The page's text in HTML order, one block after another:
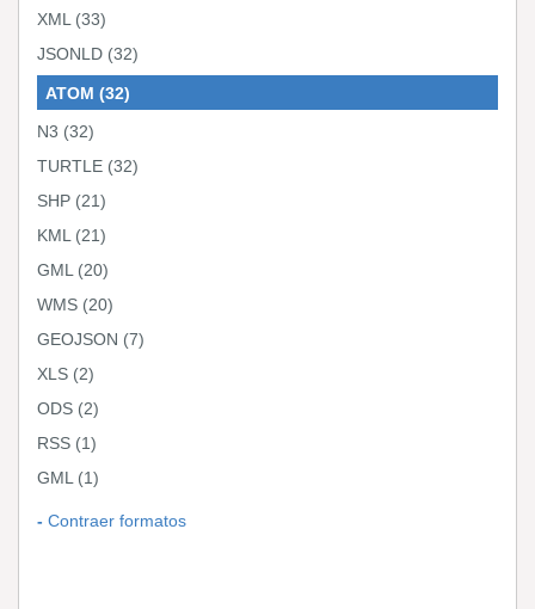
XML (33)
JSONLD (32)
ATOM (32)
N3 (32)
TURTLE (32)
SHP (21)
KML (21)
GML (20)
WMS (20)
GEOJSON (7)
XLS (2)
ODS (2)
RSS (1)
GML (1)
Contraer formatos